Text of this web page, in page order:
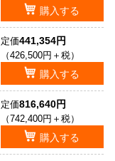
購入する
定価441,354円
（426,500円＋税）
購入する
定価816,640円
（742,400円＋税）
購入する